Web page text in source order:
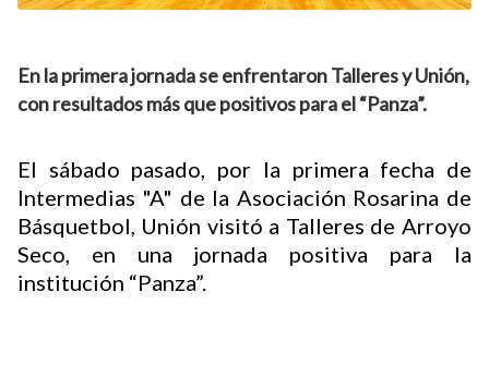
En la primera jornada se enfrentaron Talleres y Unión,
con resultados más que positivos para el “Panza”.
El sábado pasado, por la primera fecha de
Intermedias "A" de la Asociación Rosarina de
Básquetbol, Unión visitó a Talleres de Arroyo
Seco, en una jornada positiva para la
institución “Panza”.